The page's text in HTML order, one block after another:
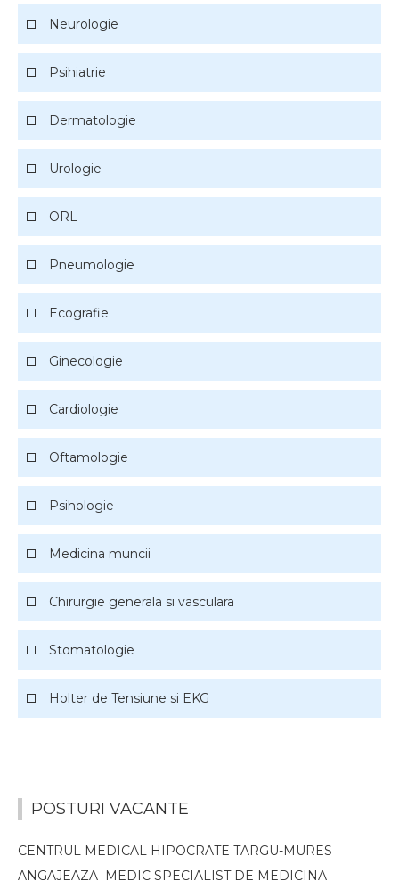
Psihologie
Medicina muncii
Chirurgie generala si vasculara
Stomatologie
Neurologie
Psihiatrie
Dermatologie
Urologie
ORL
Pneumologie
Ecografie
Ginecologie
Cardiologie
Oftamologie
Psihologie
Medicina muncii
Chirurgie generala si vasculara
Stomatologie
Holter de Tensiune si EKG
POSTURI VACANTE
CENTRUL MEDICAL HIPOCRATE TARGU-MURES
ANGAJEAZA MEDIC SPECIALIST DE MEDICINA